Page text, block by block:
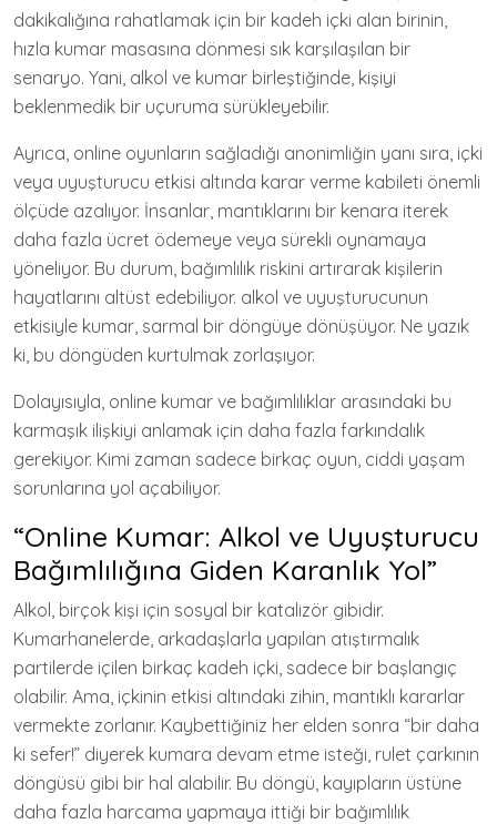
dakikalığına rahatlamak için bir kadeh içki alan birinin,
hızla kumar masasına dönmesi sık karşılaşılan bir
senaryo. Yani, alkol ve kumar birleştiğinde, kişiyi
beklenmedik bir uçuruma sürükleyebilir.
Ayrıca, online oyunların sağladığı anonimliğin yanı sıra, içki
veya uyuşturucu etkisi altında karar verme kabileti önemli
ölçüde azalıyor. İnsanlar, mantıklarını bir kenara iterek
daha fazla ücret ödemeye veya sürekli oynamaya
yöneliyor. Bu durum, bağımlılık riskini artırarak kişilerin
hayatlarını altüst edebiliyor. alkol ve uyuşturucunun
etkisiyle kumar, sarmal bir döngüye dönüşüyor. Ne yazık
ki, bu döngüden kurtulmak zorlaşıyor.
Dolayısıyla, online kumar ve bağımlılıklar arasındaki bu
karmaşık ilişkiyi anlamak için daha fazla farkındalık
gerekiyor. Kimi zaman sadece birkaç oyun, ciddi yaşam
sorunlarına yol açabiliyor.
“Online Kumar: Alkol ve Uyuşturucu
Bağımlılığına Giden Karanlık Yol”
Alkol, birçok kişi için sosyal bir katalizör gibidir.
Kumarhanelerde, arkadaşlarla yapılan atıştırmalık
partilerde içilen birkaç kadeh içki, sadece bir başlangıç
olabilir. Ama, içkinin etkisi altındaki zihin, mantıklı kararlar
vermekte zorlanır. Kaybettiğiniz her elden sonra “bir daha
ki sefer!” diyerek kumara devam etme isteği, rulet çarkının
döngüsü gibi bir hal alabilir. Bu döngü, kayıpların üstüne
daha fazla harcama yapmaya ittiği bir bağımlılık